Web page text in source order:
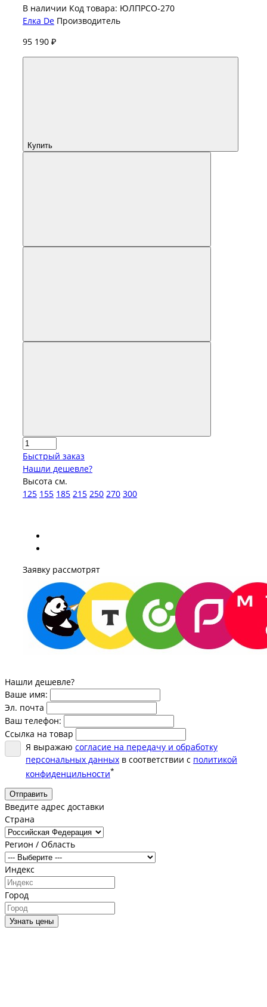
В наличии Код товара: ЮЛПРСО-270
Елка De Производитель
95 190 ₽
Купить
Быстрый заказ
Нашли дешевле?
Высота см.
125 155 185 215 250 270 300
Заявку рассмотрят
Нашли дешевле?
Ваше имя:
Эл. почта
Ваш телефон:
Ссылка на товар
Я выражаю согласие на передачу и обработку
персональных данных в соответствии с политикой
конфиденцильности*
Отправить
Введите адрес доставки
Страна
Регион / Область
Индекс
Город
Узнать цены